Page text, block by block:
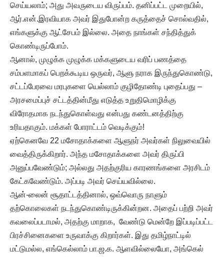
செய்யலாம்; அது அவருடைய விருப்பம். தனிப்பட்ட முறையில்,
ஆர்.என்.இரவியாக அவர் இதுபோன்ற கருத்தைச் சொல்வதில்,
எங்களுக்கு ஆட்சேபம் இல்லை. அதை நாங்கள் சந்தித்துக்
கொண்டிருப்போம்.
ஆனால், முழுக்க முழுக்க மக்களுடைய வரிப் பணத்தை
சம்பளமாகப் பெறக்கூடிய ஒருவர், ஆளு நராக இருந்துகொண்டு,
சட்டப்பேரவை மரபுகளை யெல்லாம் குழிதோண்டி புதைப்பது –
அரசமைப்புச் சட்டத்தின்மீது எடுத்த உறுதிமொழிக்கு
விரோதமாக நடந்துகொள்வது என்பது கண்டனத்திற்கு
உரியதாகும். மக்கள் போராட்டம் வெடிக்கும்!
ஏற்கெனவே 22 மசோதாக்களை ஆளுநர் அவர்கள் நிலுவையில்
வைத்திருக்கிறார். அந்த மசோதாக்களை அவர் திருப்பி
அனுப்பவேண்டும்; அல்லது அதற்குரிய காரணங்களை அரசிடம்
கேட்கவேண்டும். அப்படி அவர் செய்யவில்லை.
ஆன்-லைன் சூதாட்டத்தினால், ஒவ்வொரு நாளும்
தற்கொலைகள் நடந்துகொண்டிருக்கின்றன. அதைப் பற்றி அவர்
கவலைப்படாமல், அதற்கு மாறாக, வேண்டு மென்றே இப்படிப்பட்ட
பிரச்சினைகளை உருவாக்கு கிறார்கள். இது தமிழ்நாட்டில்
மட்டுமல்ல, எங்கெல்லாம் பா.ஜ.க. ஆளவில்லையோ, அங்கெல்